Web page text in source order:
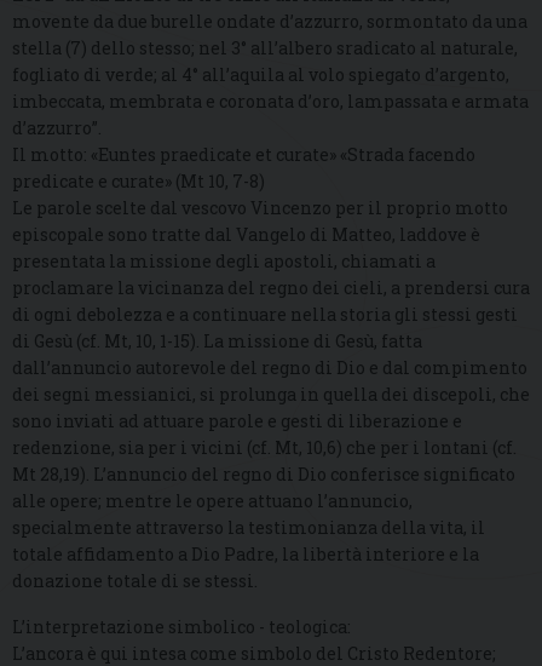
movente da due burelle ondate d’azzurro, sormontato da una
stella (7) dello stesso; nel 3° all’albero sradicato al naturale,
fogliato di verde; al 4° all’aquila al volo spiegato d’argento,
imbeccata, membrata e coronata d’oro, lampassata e armata
d’azzurro”.
Il motto: «Euntes praedicate et curate» «Strada facendo
predicate e curate» (Mt 10, 7-8)
Le parole scelte dal vescovo Vincenzo per il proprio motto
episcopale sono tratte dal Vangelo di Matteo, laddove è
presentata la missione degli apostoli, chiamati a
proclamare la vicinanza del regno dei cieli, a prendersi cura
di ogni debolezza e a continuare nella storia gli stessi gesti
di Gesù (cf. Mt, 10, 1-15). La missione di Gesù, fatta
dall’annuncio autorevole del regno di Dio e dal compimento
dei segni messianici, si prolunga in quella dei discepoli, che
sono inviati ad attuare parole e gesti di liberazione e
redenzione, sia per i vicini (cf. Mt, 10,6) che per i lontani (cf.
Mt 28,19). L’annuncio del regno di Dio conferisce significato
alle opere; mentre le opere attuano l’annuncio,
specialmente attraverso la testimonianza della vita, il
totale affidamento a Dio Padre, la libertà interiore e la
donazione totale di se stessi.
L’interpretazione simbolico - teologica:
L’ancora è qui intesa come simbolo del Cristo Redentore;